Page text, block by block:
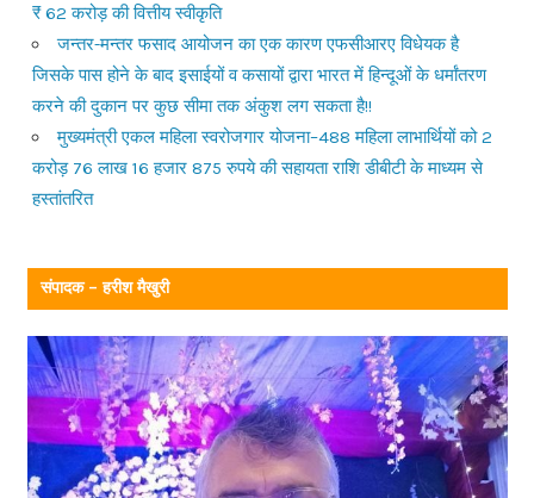
₹ 62 करोड़ की वित्तीय स्वीकृति
जन्तर-मन्तर फसाद आयोजन का एक कारण एफसीआरए विधेयक है
जिसके पास होने के बाद इसाईयों व कसायों द्वारा भारत में हिन्दूओं के धर्मांतरण
करने की दुकान पर कुछ सीमा तक अंकुश लग सकता है!!
मुख्यमंत्री एकल महिला स्वरोजगार योजना–488 महिला लाभार्थियों को 2
करोड़ 76 लाख 16 हजार 875 रुपये की सहायता राशि डीबीटी के माध्यम से
हस्तांतरित
संपादक – हरीश मैखुरी